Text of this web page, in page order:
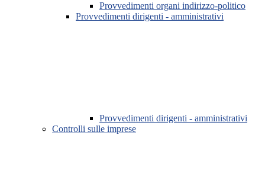
Provvedimenti organi indirizzo-politico
Provvedimenti dirigenti - amministrativi
Provvedimenti dirigenti - amministrativi
Controlli sulle imprese